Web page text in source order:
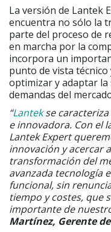
La versión de Lantek
encuentra no sólo la
parte del proceso de
en marcha por la
incorpora un
punto de vista
optimizar y adaptar la
demandas del
“Lantekse caracteriza
e innovadora. Con el
Lantek Expert
innovación y acercar
transformación del
avanzada tecnología
funcional, sin
tiempo y costes, que
importante de
Martínez, Gerente